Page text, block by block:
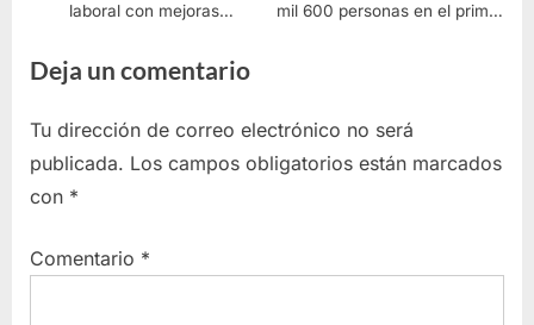
laboral con mejoras
mil 600 personas en el primer
Deja un comentario
Tu dirección de correo electrónico no será
publicada. Los campos obligatorios están marcados
con *
Comentario *